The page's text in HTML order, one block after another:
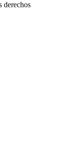
derechos